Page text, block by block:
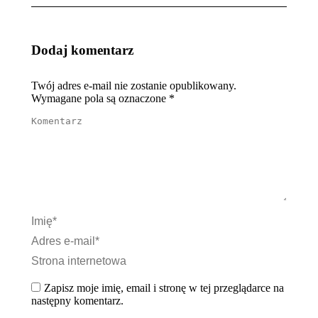
Dodaj komentarz
Twój adres e-mail nie zostanie opublikowany.
Wymagane pola są oznaczone *
Komentarz
Imię *
Adres e-mail *
Strona internetowa
Zapisz moje imię, email i stronę w tej przeglądarce na
następny komentarz.